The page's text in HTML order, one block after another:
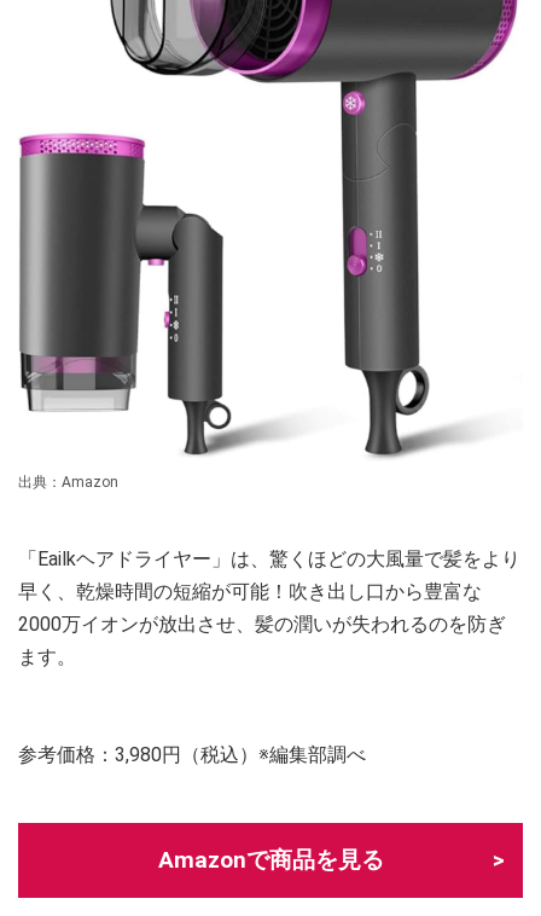
出典：Amazon
「Eailkヘアドライヤー」は、驚くほどの大風量で髪をより
早く、乾燥時間の短縮が可能！吹き出し口から豊富な
2000万イオンが放出させ、髪の潤いが失われるのを防ぎ
ます。
参考価格：3,980円（税込）※編集部調べ
Amazonで商品を見る